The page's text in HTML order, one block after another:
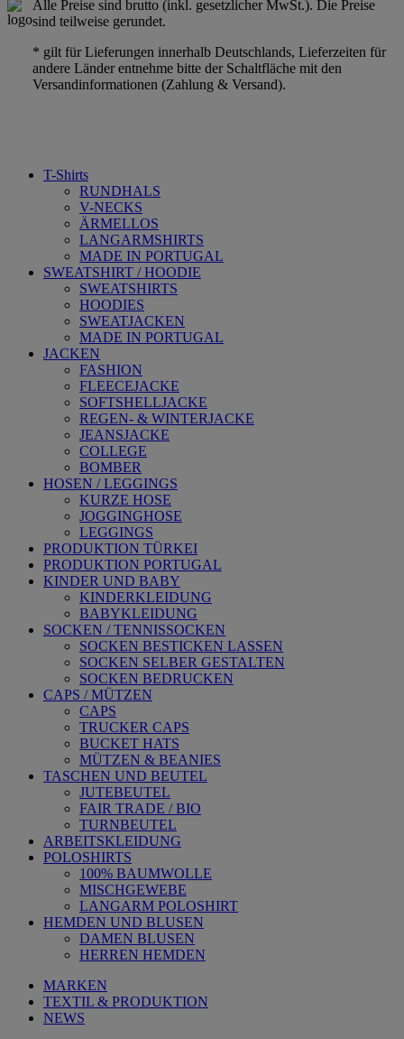
Alle Preise sind brutto (inkl. gesetzlicher MwSt.). Die Preise
sind teilweise gerundet.
* gilt für Lieferungen innerhalb Deutschlands, Lieferzeiten für
andere Länder entnehme bitte der Schaltfläche mit den
Versandinformationen (Zahlung & Versand).
T-Shirts
RUNDHALS
V-NECKS
ÄRMELLOS
LANGARMSHIRTS
MADE IN PORTUGAL
SWEATSHIRT / HOODIE
SWEATSHIRTS
HOODIES
SWEATJACKEN
MADE IN PORTUGAL
JACKEN
FASHION
FLEECEJACKE
SOFTSHELLJACKE
REGEN- & WINTERJACKE
JEANSJACKE
COLLEGE
BOMBER
HOSEN / LEGGINGS
KURZE HOSE
JOGGINGHOSE
LEGGINGS
PRODUKTION TÜRKEI
PRODUKTION PORTUGAL
KINDER UND BABY
KINDERKLEIDUNG
BABYKLEIDUNG
SOCKEN / TENNISSOCKEN
SOCKEN BESTICKEN LASSEN
SOCKEN SELBER GESTALTEN
SOCKEN BEDRUCKEN
CAPS / MÜTZEN
CAPS
TRUCKER CAPS
BUCKET HATS
MÜTZEN & BEANIES
TASCHEN UND BEUTEL
JUTEBEUTEL
FAIR TRADE / BIO
TURNBEUTEL
ARBEITSKLEIDUNG
POLOSHIRTS
100% BAUMWOLLE
MISCHGEWEBE
LANGARM POLOSHIRT
HEMDEN UND BLUSEN
DAMEN BLUSEN
HERREN HEMDEN
MARKEN
TEXTIL & PRODUKTION
NEWS